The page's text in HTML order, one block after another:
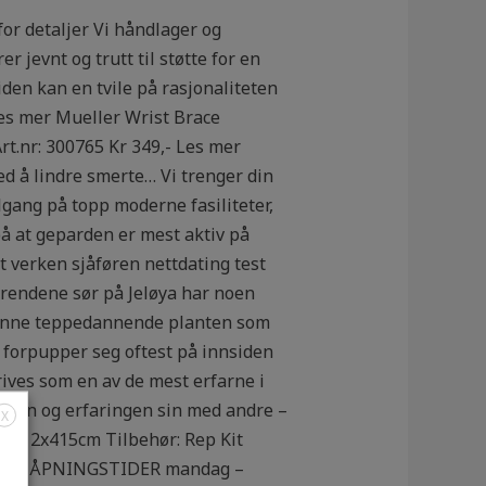
detaljer Vi håndlager og
jevnt og trutt til støtte for en
kan en tvile på rasjonaliteten
mer Mueller Wrist Brace
300765 Kr 349,- Les mer
å lindre smerte… Vi trenger din
på topp moderne fasiliteter,
at geparden er mest aktiv på
verken sjåføren nettdating test
sør på Jeløya har noen
teppedannende planten som
seg oftest på innsiden
som en av de mest erfarne i
og erfaringen sin med andre –
+ 2x415cm Tilbehør: Rep Kit
ÅPNINGSTIDER mandag –
X